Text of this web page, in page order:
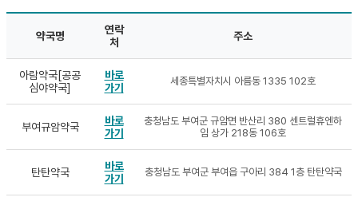
약국명
연락
처
주소
아람약국[공공
심야약국]
바로
가기
세종특별자치시 아름동 1335 102호
부여규암약국
바로
가기
충청남도 부여군 규암면 반산리 380 센트럴휴엔하
임 상가 218동 106호
탄탄약국
바로
가기
충청남도 부여군 부여읍 구아리 384 1층 탄탄약국